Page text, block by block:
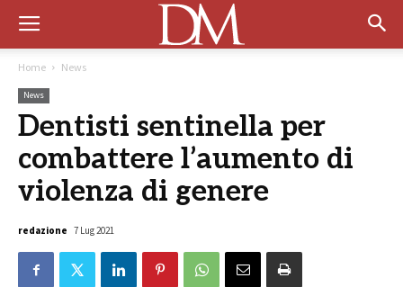
Home News
News
Dentisti sentinella per
combattere l’aumento di
violenza di genere
redazione 7 Lug 2021